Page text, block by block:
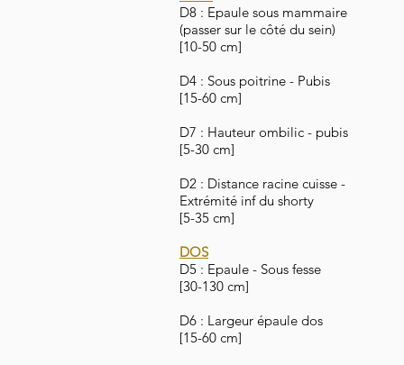
D8 : Epaule sous mammaire
(passer sur le côté du sein)
[10-50 cm]
D4 : Sous poitrine - Pubis
[15-60 cm]
D7 : Hauteur ombilic - pubis
[5-30 cm]
D2 : Distance racine cuisse -
Extrémité inf du shorty
[5-35 cm]
DOS
D5 : Epaule - Sous fesse
[30-130 cm]
D6 : Largeur épaule dos
[15-60 cm]